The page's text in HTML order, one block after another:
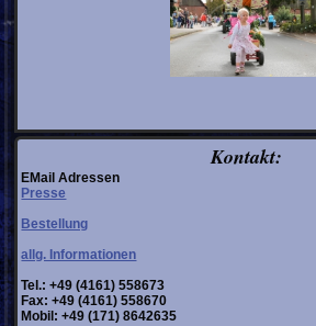
Kontakt:
EMail Adressen
Presse
Bestellung
allg. Informationen
Tel.: +49 (4161) 558673
Fax: +49 (4161) 558670
Mobil: +49 (171) 8642635